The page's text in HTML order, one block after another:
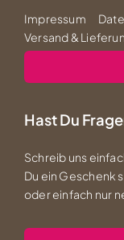
Impressum
Versand &
Hast Du
Schreib uns
Du ein Geschenk
oder einfach nur